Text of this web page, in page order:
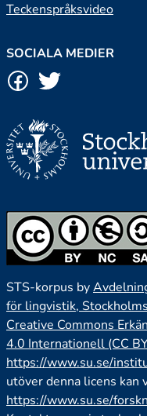
Teckenspråksvideo
SOCIALA MEDIER
STS-korpus by
för lingvistik,
Creative Commons
4.0 Internationell (CC
https://www.su.se/
utöver denna licens kan
https://www.su.se/